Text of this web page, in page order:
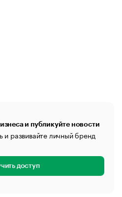
и публикуйте новости
и развивайте личный бренд
доступ